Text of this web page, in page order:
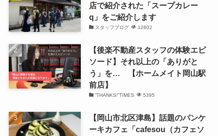
店で紹介された「スープカレー
q」をご紹介します
スタッフブログ 12602
【後楽不動産スタッフの体験エピ
ソード】それ以上の「ありがと
う」を… 【ホームメイト岡山駅
前店】
”THANKS!”TIMES 5395
【岡山市北区津島】話題のパンケ
ーキカフェ「cafesou（カフェソ